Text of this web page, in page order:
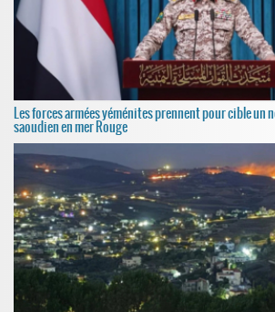
Les forces armées yéménites prennent pour cible un
saoudien en mer Rouge